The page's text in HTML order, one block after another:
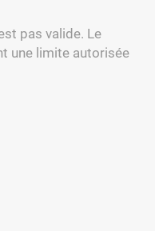
pas valide. Le
une limite autorisée